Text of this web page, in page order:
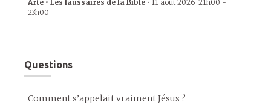
Arte • Les faussaires de la Bible • 11 août 2026 21h00 -
23h00
Questions
Comment s’appelait vraiment Jésus ?